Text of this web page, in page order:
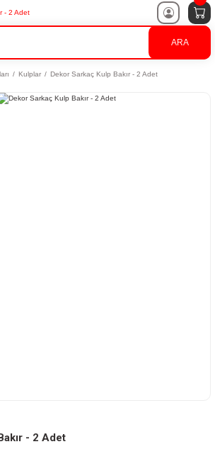
ARA
Kulplar Dekor Sarkaç Kulp Bakır - 2 Adet
- 2 Adet